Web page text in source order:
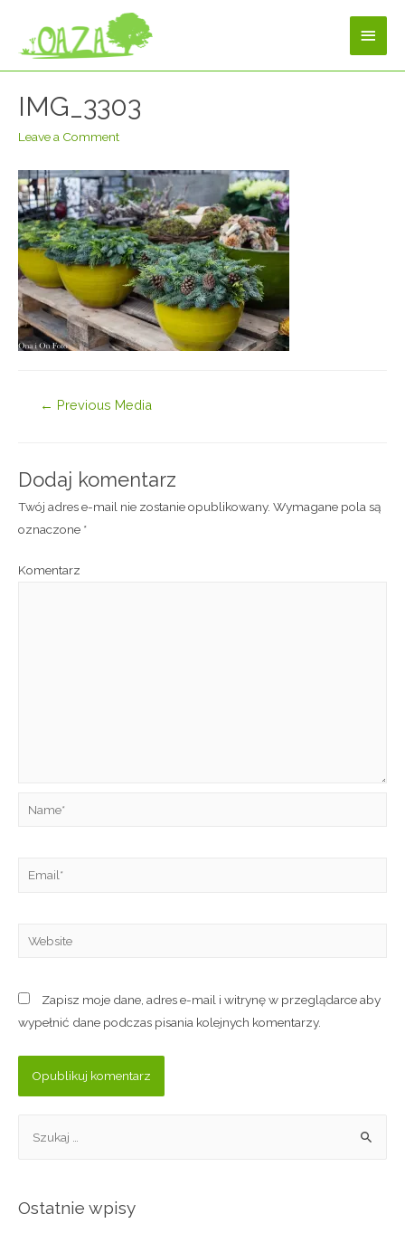
IMG_3303
Leave a Comment
← Previous Media
Dodaj komentarz
Twój adres e-mail nie zostanie opublikowany. Wymagane pola są
oznaczone *
Komentarz
Zapisz moje dane, adres e-mail i witrynę w przeglądarce aby
wypełnić dane podczas pisania kolejnych komentarzy.
Ostatnie wpisy